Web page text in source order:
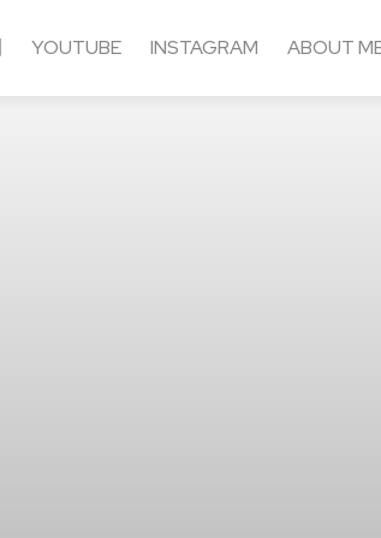
YOUTUBE INSTAGRAM ABOUT